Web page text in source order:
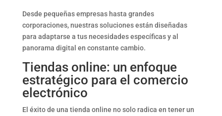
Desde pequeñas empresas hasta grandes
corporaciones, nuestras soluciones están diseñadas
para adaptarse a tus necesidades específicas y al
panorama digital en constante cambio.
Tiendas online: un enfoque
estratégico para el comercio
electrónico
El éxito de una tienda online no solo radica en tener un